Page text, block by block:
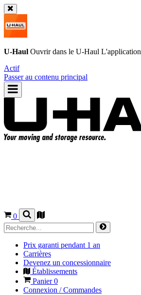
U-Haul Ouvrir dans le U-Haul L'application
Actif
Passer au contenu principal
0
Prix garanti pendant 1 an
Carrières
Devenez un concessionnaire
Établissements
Panier0
Connexion / Commandes